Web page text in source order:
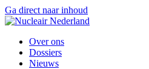
Ga direct naar inhoud
Over ons
Dossiers
Nieuws